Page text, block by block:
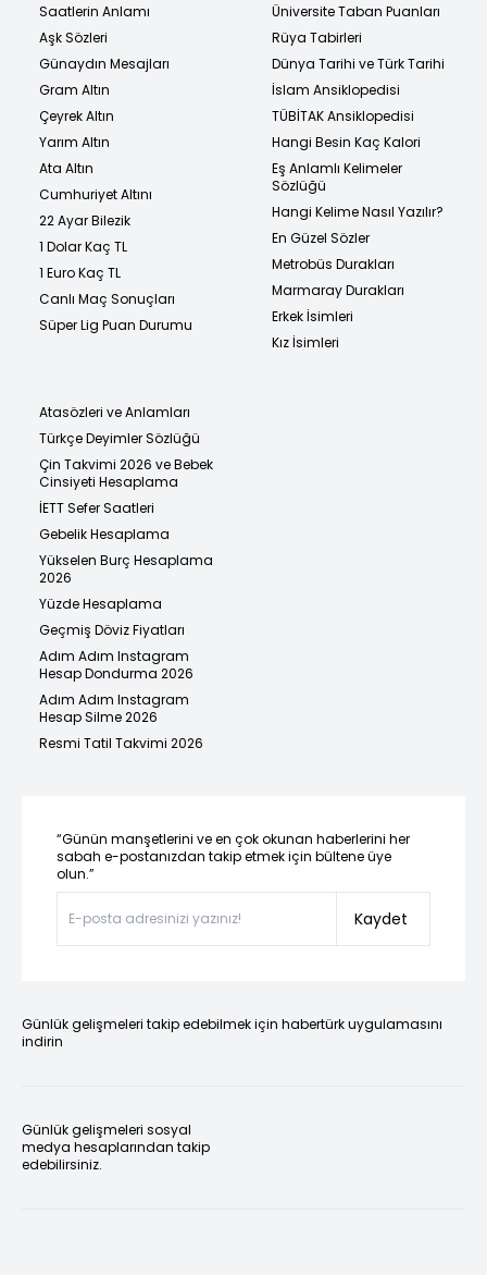
Saatlerin Anlamı
Aşk Sözleri
Günaydın Mesajları
Gram Altın
Çeyrek Altın
Yarım Altın
Ata Altın
Cumhuriyet Altını
22 Ayar Bilezik
1 Dolar Kaç TL
1 Euro Kaç TL
Canlı Maç Sonuçları
Süper Lig Puan Durumu
Üniversite Taban Puanları
Rüya Tabirleri
Dünya Tarihi ve Türk Tarihi
İslam Ansiklopedisi
TÜBİTAK Ansiklopedisi
Hangi Besin Kaç Kalori
Eş Anlamlı Kelimeler
Sözlüğü
Hangi Kelime Nasıl Yazılır?
En Güzel Sözler
Metrobüs Durakları
Marmaray Durakları
Erkek İsimleri
Kız İsimleri
Atasözleri ve Anlamları
Türkçe Deyimler Sözlüğü
Çin Takvimi 2026 ve Bebek
Cinsiyeti Hesaplama
İETT Sefer Saatleri
Gebelik Hesaplama
Yükselen Burç Hesaplama
2026
Yüzde Hesaplama
Geçmiş Döviz Fiyatları
Adım Adım Instagram
Hesap Dondurma 2026
Adım Adım Instagram
Hesap Silme 2026
Resmi Tatil Takvimi 2026
“Günün manşetlerini ve en çok okunan haberlerini her
sabah e-postanızdan takip etmek için bültene üye
olun.”
Kaydet
Günlük gelişmeleri takip edebilmek için habertürk uygulamasını
indirin
Günlük gelişmeleri sosyal
medya hesaplarından takip
edebilirsiniz.